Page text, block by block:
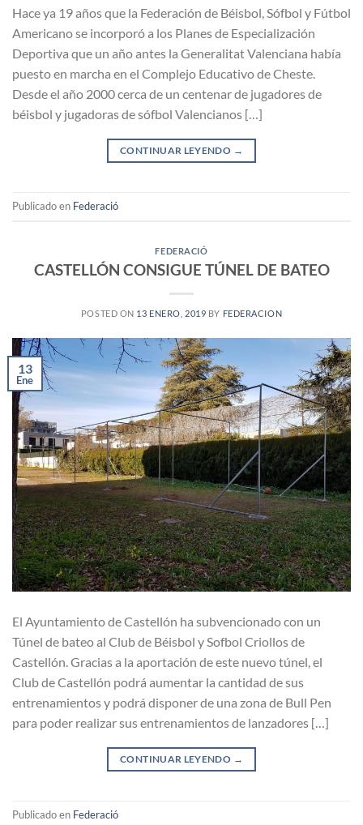
Hace ya 19 años que la Federación de Béisbol, Sófbol y Fútbol
Americano se incorporó a los Planes de Especialización
Deportiva que un año antes la Generalitat Valenciana había
puesto en marcha en el Complejo Educativo de Cheste.
Desde el año 2000 cerca de un centenar de jugadores de
béisbol y jugadoras de sófbol Valencianos […]
CONTINUAR LEYENDO →
Publicado en Federació
FEDERACIÓ
CASTELLÓN CONSIGUE TÚNEL DE BATEO
POSTED ON 13 ENERO, 2019 BY FEDERACION
13
Ene
El Ayuntamiento de Castellón ha subvencionado con un
Túnel de bateo al Club de Béisbol y Sofbol Criollos de
Castellón. Gracias a la aportación de este nuevo túnel, el
Club de Castellón podrá aumentar la cantidad de sus
entrenamientos y podrá disponer de una zona de Bull Pen
para poder realizar sus entrenamientos de lanzadores […]
CONTINUAR LEYENDO →
Publicado en Federació